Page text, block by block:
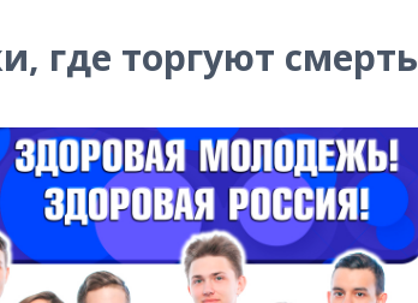
где торгуют